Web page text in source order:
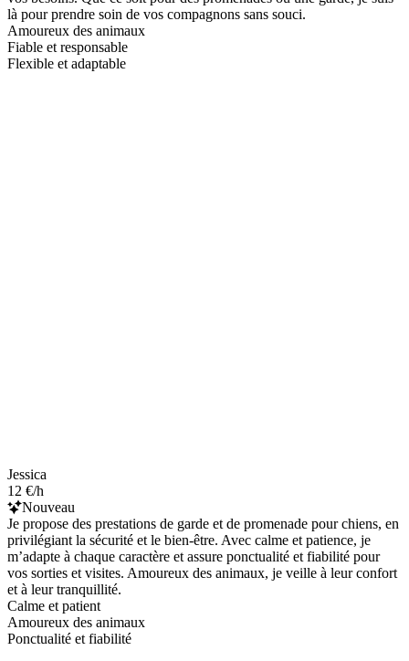
là pour prendre soin de vos compagnons sans souci.
Amoureux des animaux
Fiable et responsable
Flexible et adaptable
Jessica
12 €/h
Nouveau
Je propose des prestations de garde et de promenade pour chiens, en
privilégiant la sécurité et le bien-être. Avec calme et patience, je
m’adapte à chaque caractère et assure ponctualité et fiabilité pour
vos sorties et visites. Amoureux des animaux, je veille à leur confort
et à leur tranquillité.
Calme et patient
Amoureux des animaux
Ponctualité et fiabilité